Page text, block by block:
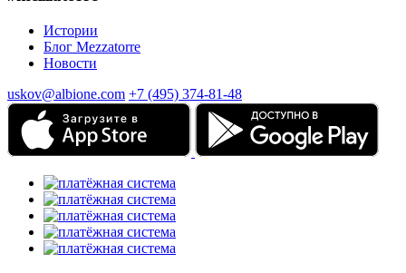
Истории
Блог Mezzatorre
Новости
uskov@albione.com +7 (495) 374-81-48